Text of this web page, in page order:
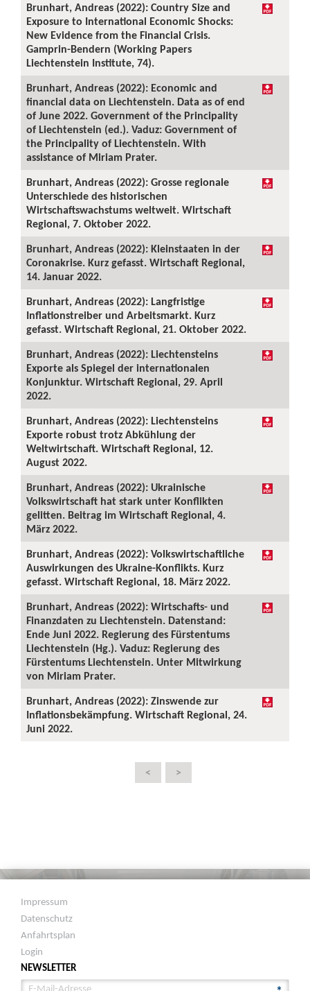
Brunhart, Andreas (2022): Country Size and
Exposure to International Economic Shocks:
New Evidence from the Financial Crisis.
Gamprin-Bendern (Working Papers
Liechtenstein Institute, 74).
Brunhart, Andreas (2022): Economic and
financial data on Liechtenstein. Data as of end
of June 2022. Government of the Principality
of Liechtenstein (ed.). Vaduz: Government of
the Principality of Liechtenstein. With
assistance of Miriam Prater.
Brunhart, Andreas (2022): Grosse regionale
Unterschiede des historischen
Wirtschaftswachstums weltweit. Wirtschaft
Regional, 7. Oktober 2022.
Brunhart, Andreas (2022): Kleinstaaten in der
Coronakrise. Kurz gefasst. Wirtschaft Regional,
14. Januar 2022.
Brunhart, Andreas (2022): Langfristige
Inflationstreiber und Arbeitsmarkt. Kurz
gefasst. Wirtschaft Regional, 21. Oktober 2022.
Brunhart, Andreas (2022): Liechtensteins
Exporte als Spiegel der internationalen
Konjunktur. Wirtschaft Regional, 29. April
2022.
Brunhart, Andreas (2022): Liechtensteins
Exporte robust trotz Abkühlung der
Weltwirtschaft. Wirtschaft Regional, 12.
August 2022.
Brunhart, Andreas (2022): Ukrainische
Volkswirtschaft hat stark unter Konflikten
gelitten. Beitrag im Wirtschaft Regional, 4.
März 2022.
Brunhart, Andreas (2022): Volkswirtschaftliche
Auswirkungen des Ukraine-Konflikts. Kurz
gefasst. Wirtschaft Regional, 18. März 2022.
Brunhart, Andreas (2022): Wirtschafts- und
Finanzdaten zu Liechtenstein. Datenstand:
Ende Juni 2022. Regierung des Fürstentums
Liechtenstein (Hg.). Vaduz: Regierung des
Fürstentums Liechtenstein. Unter Mitwirkung
von Miriam Prater.
Brunhart, Andreas (2022): Zinswende zur
Inflationsbekämpfung. Wirtschaft Regional, 24.
Juni 2022.
< >
Impressum
Datenschutz
Anfahrtsplan
Login
NEWSLETTER